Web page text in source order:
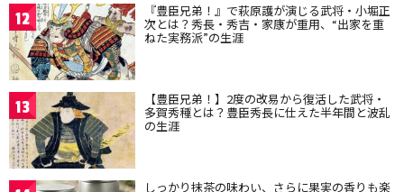
12 『豊臣兄弟！』で萩原護が演じる武将・小堀正
次とは？秀長・秀吉・家康が重用、“出家を重
ねた実務派”の生涯
13 【豊臣兄弟！】2度の改易から復活した武将・
多賀秀種とは？豊臣秀長に仕えた半年間と波乱
の生涯
しっかり抹茶の味わい、さらに果実の香りも楽